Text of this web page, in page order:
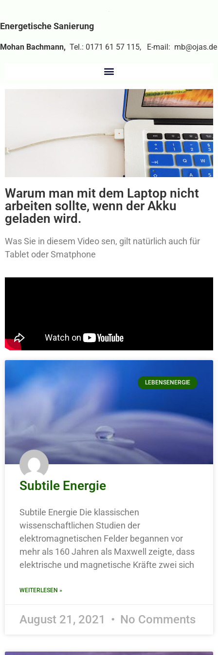
Energetische Sanierung
Mohan Bachmann, Tel.: 0171 61 57 115, E-mail: mb@ojas.de
Warum man mit dem Laptop nicht
arbeiten sollte, wenn der Akku
geladen wird.
Was Sie in diesem Video sen, gilt natürlich auch für
Tablet oder Smatphone
LEBENSENERGIE
Subtile Energie
Subtile Energie Die klassischen
wissenschaftlichen Studien der
elektromagnetischen Felder begannen vor
mehr als 160 Jahren als Maxwell zeigte, dass
elektrische und magnetische Kräfte zwei sich
WEITERLESEN »
August 21, 2021 No Comments